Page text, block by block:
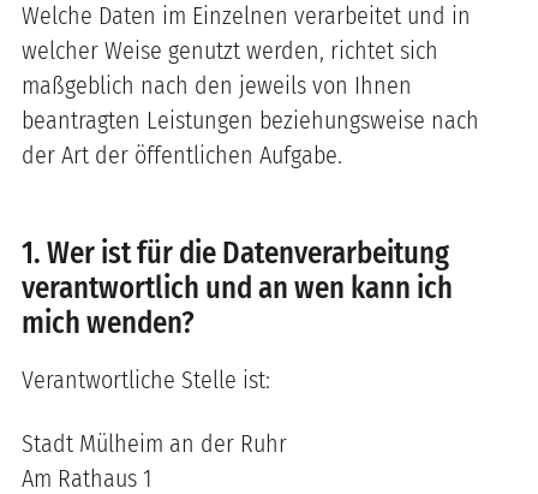
Welche Daten im Einzelnen verarbeitet und in
welcher Weise genutzt werden, richtet sich
maßgeblich nach den jeweils von Ihnen
beantragten Leistungen beziehungsweise nach
der Art der öffentlichen Aufgabe.
1. Wer ist für die Datenverarbeitung
verantwortlich und an wen kann ich
mich wenden?
Verantwortliche Stelle ist:
Stadt Mülheim an der Ruhr
Am Rathaus 1